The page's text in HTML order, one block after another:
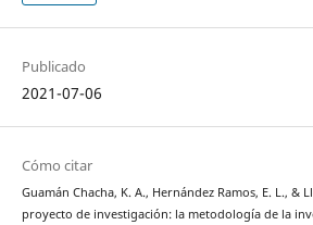
Publicado
2021-07-06
Cómo citar
Guamán Chacha, K. A., Hernández Ramos, E. L., &
proyecto de investigación: la metodología de la